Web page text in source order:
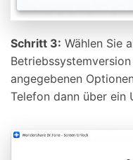
Schritt 3: Wählen Sie
angegebenen
Telefon dann über ein